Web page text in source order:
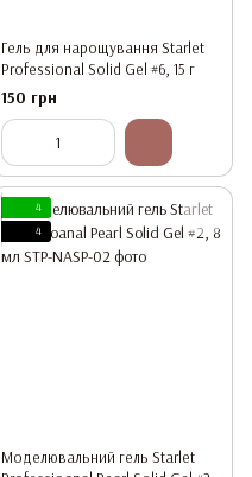
Гель для нарощування Starlet
Professional Solid Gel #6, 15 г
150 грн
4
4
Моделювальний гель Starlet